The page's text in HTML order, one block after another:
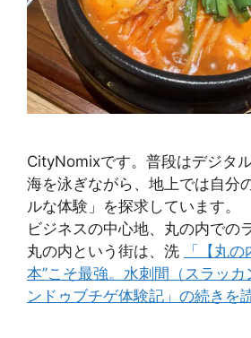
CityNomixです。普段はデジタ
海を泳ぎながら、地上では自分
ルな体験」を探求しています
ビジネスの中心地、丸の内での
丸の内という街は、洗
「【丸
本”こそ最強。水刺間（スラッ
ンドゥブチゲ体験記」の続きを